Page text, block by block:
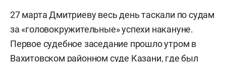
27 марта Дмитриеву весь день таскали по судам
за «головокружительные» успехи накануне.
Первое судебное заседание прошло утром в
Вахитовском районном суде Казани, где был